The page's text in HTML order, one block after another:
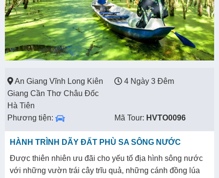
An Giang Vĩnh Long Kiên
Giang Cần Thơ Châu Đốc
Hà Tiên
4 Ngày 3 Đêm
Phương tiện: Mã Tour: HVTO0096
HÀNH TRÌNH DÃY ĐẤT PHÙ SA SÔNG NƯỚC
Được thiên nhiên ưu đãi cho yếu tố địa hình sông nước
với những vườn trái cây trĩu quả, những cánh đồng lúa